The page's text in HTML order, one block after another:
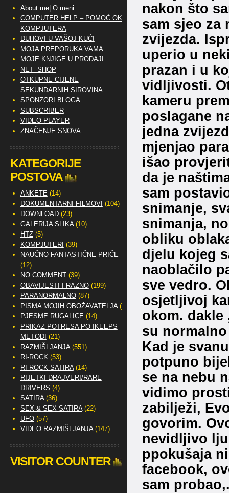
nakon što
sam sjeo za
zvijezda.
uperio u
prazan i u
vidljivosti.
kameru
poslagane
jedna
mjenjao
išao
da je
sam
snimanje,
snimanja,
obliku
djelu kojeg
naoblačilo
sve vedro.
osjetljivoj
okom. dakle
su
Kad je
potpuno
se na nebu
vidimo
zabilježi,
govorim.
nevidljivo
ppokušaja
facebook,
sam
About me| O meni
COMPUTER HELP – POMOĆ OKO
KOMPJUTERA
DUHOVI U VAŠOJ KUĆI
MOJA PREPORUKA VAMA
MOJE KNJIGE U PRODAJI
NET- SHOP
OTKUPNE CIJENE
SEKUNDARNIH SIROVINA
SPONZORI BLOGA
SUBSCRIBER
VIDEO PLAYER
ZNAČENJE SNOVA
KATEGORIJE
POSTOVA
ANKETE (14)
DOKUMENTARNI FILMOVI (104)
DOWNLOAD(23)
GALERIJA SLIKA(10)
HTZ(5)
KOMPJUTERI (39)
NAUČNO FANTASTIČNE PRIČE
(12)
NO COMMENT(39)
OBAVIJESTI I RAZNO(199)
PARANORMALNO(87)
PISMA MOJIH OBOŽAVATELJA(2)
PJESME RUGALICE (14)
PRIKAZ POTRESA PO IKEEPS
METODI (21)
RAZMIŠLJANJA(551)
RI-ROCK(53)
RI-ROCK SATIRA(14)
RIJETKI DRAJVERI/RARE
DRIVERS (4)
SATIRA(36)
SEX & SEX SATIRA(22)
UFO(57)
VIDEO RAZMIŠLJANJA(147)
VISITOR COUNTER